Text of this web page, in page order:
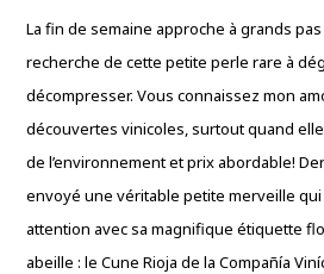
La fin de semaine approche à grands
recherche de cette petite perle rare à
décompresser. Vous connaissez mon
découvertes vinicoles, surtout quand
de l’environnement et prix abordable!
envoyé une véritable petite merveille
attention avec sa magnifique étiquette
abeille : le Cune Rioja de la Compañía